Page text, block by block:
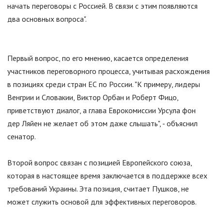
начать переговоры с Россией. В связи с этим появляются
два основных вопроса".
Первый вопрос, по его мнению, касается определения
участников переговорного процесса, учитывая расхождения
в позициях среди стран ЕС по России. "К примеру, лидеры
Венгрии и Словакии, Виктор Орбан и Роберт Фицо,
приветствуют диалог, а глава Еврокомиссии Урсула фон
дер Ляйен не желает об этом даже слышать", - объяснил
сенатор.
Второй вопрос связан с позицией Европейского союза,
которая в настоящее время заключается в поддержке всех
требований Украины. Эта позиция, считает Пушков, не
может служить основой для эффективных переговоров.